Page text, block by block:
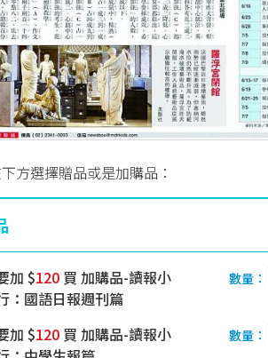
方選擇贈品或是加購品：
加 $120 買 加購品-讀報小
：國語日報週刊篇
數量：
加 $120 買 加購品-讀報小
數量：